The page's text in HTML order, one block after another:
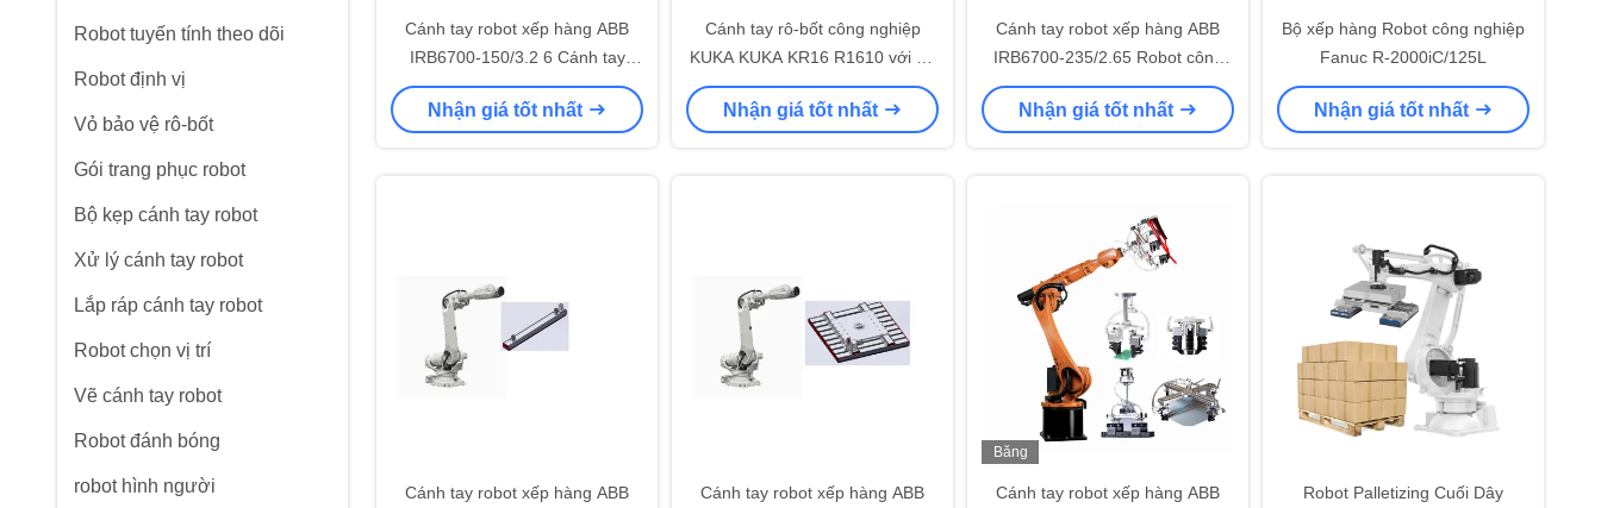
Robot tuyến tính theo dõi
Robot định vị
Vỏ bảo vệ rô-bốt
Gói trang phục robot
Bộ kẹp cánh tay robot
Xử lý cánh tay robot
Lắp ráp cánh tay robot
Robot chọn vị trí
Vẽ cánh tay robot
Robot đánh bóng
robot hình người
Cánh tay robot xếp hàng ABB
IRB6700-150/3.2 6 Cánh tay
robot làm việc với máy CNC
Nhận giá tốt nhất
Cánh tay rô-bốt công nghiệp
KUKA KUKA KR16 R1610 với Bộ
kẹp cốc hút CNGBS Bộ kẹp tùy
chỉnh để xếp pallet
Nhận giá tốt nhất
Cánh tay robot xếp hàng ABB
IRB6700-235/2.65 Robot công
nghiệp 6 trục làm việc với máy
CNC
Nhận giá tốt nhất
Bộ xếp hàng Robot công nghiệp
Fanuc R-2000iC/125L
Nhận giá tốt nhất
Cánh tay robot xếp hàng ABB
Cánh tay robot xếp hàng ABB
Băng
Cánh tay robot xếp hàng ABB
Robot Palletizing Cuối Dây